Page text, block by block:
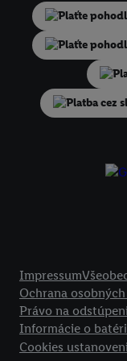
Impressum
Ochrana
Právo na
Informácie o
Cookies
niekoľko
Lidl, pomocou vašej
identifikátorov/
Prispôsobiť"
podmienkach
Kliknutím na
technológií.
vyššie uvedené
údajov a Vašom